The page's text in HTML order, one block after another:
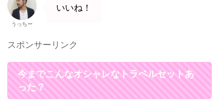
うっちー
いいね！
スポンサーリンク
今までこんなオシャレなトラベルセットあ
った？